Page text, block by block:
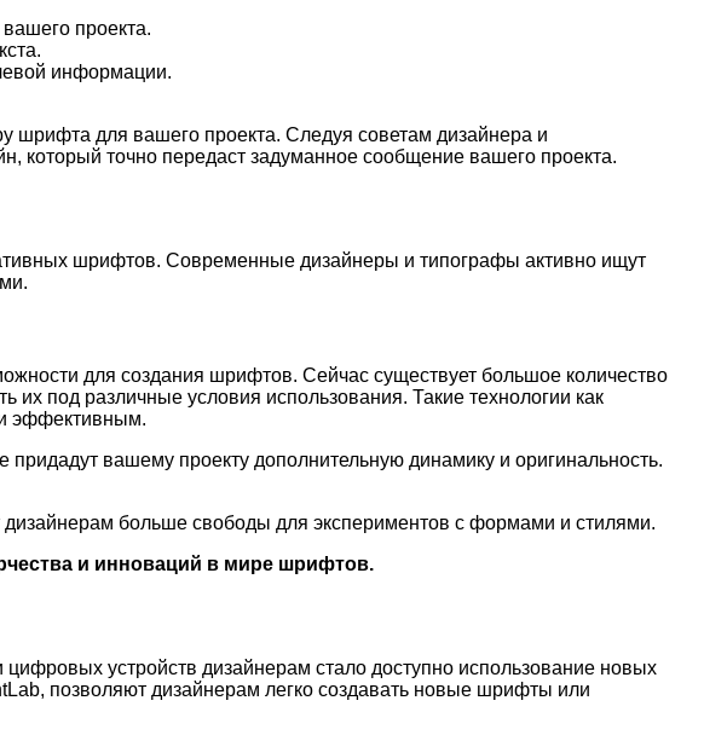
проекта.
информации.
шрифта для вашего проекта. Следуя советам дизайнера и
который точно передаст задуманное сообщение вашего проекта.
шрифтов. Современные дизайнеры и типографы активно ищут
для создания шрифтов. Сейчас существует большое количество
под различные условия использования. Такие технологии как
эффективным.
вашему проекту дополнительную динамику и оригинальность.
больше свободы для экспериментов с формами и стилями.
и инноваций в мире шрифтов.
устройств дизайнерам стало доступно использование новых
позволяют дизайнерам легко создавать новые шрифты или